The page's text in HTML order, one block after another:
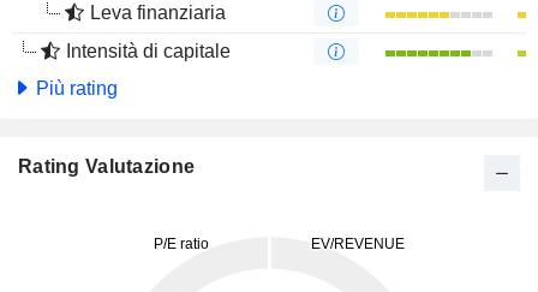
Leva finanziaria
Intensità di capitale
Più rating
Rating Valutazione